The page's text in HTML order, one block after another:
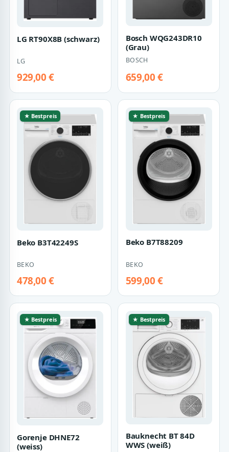
LG RT90X8B (schwarz)
LG
929,00 €
Bosch WQG243DR10
(Grau)
BOSCH
659,00 €
★ Bestpreis
Beko B3T42249S
BEKO
478,00 €
★ Bestpreis
Beko B7T88209
BEKO
599,00 €
★ Bestpreis
Gorenje DHNE72
(weiss)
★ Bestpreis
Bauknecht BT 84D
WWS (weiß)